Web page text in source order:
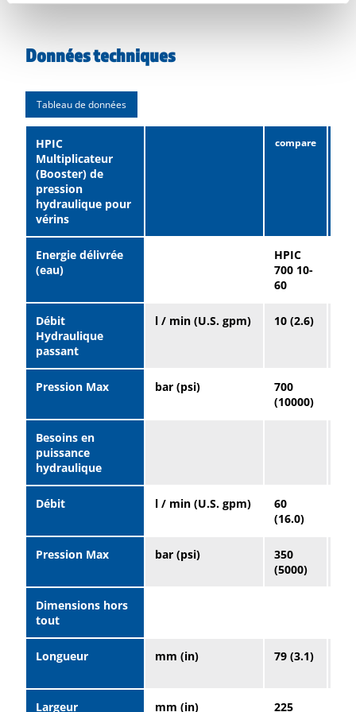
Données techniques
Tableau de données
HPIC
Multiplicateur
(Booster) de
pression
hydraulique pour
vérins
Energie délivrée
(eau)
HPIC
700 10-
60
Débit
Hydraulique
passant
l / min (U.S. gpm) 10 (2.6)
Pression Max bar (psi)
700
(10000)
Besoins en
puissance
hydraulique
Débit l / min (U.S. gpm)
60
(16.0)
Pression Max bar (psi)
350
(5000)
Dimensions hors
tout
Longueur mm (in) 79 (3.1)
Largeur mm (in) 225